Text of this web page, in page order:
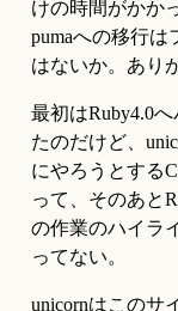
けの時間がかか
pumaへの移行
はないか。あり
最初はRuby4.0
たのだけど、
にやろうとする
って、そのあと
の作業のハイラ
ってない。
unicornはこのサ